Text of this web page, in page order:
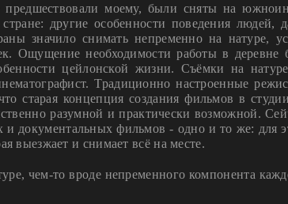
предшествовали моему, были сняты на
другие особенности поведения
значило снимать непременно на натуре,
Ощущение необходимости работы в
цейлонской жизни. Съёмки на
Традиционно настроенные
старая концепция создания фильмов в
разумной и практически возможной.
и документальных фильмов - одно и то же: для
выезжает и снимает всё на месте.
чем-то вроде непременного компонента